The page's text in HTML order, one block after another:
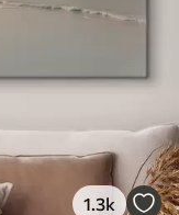
1.3k